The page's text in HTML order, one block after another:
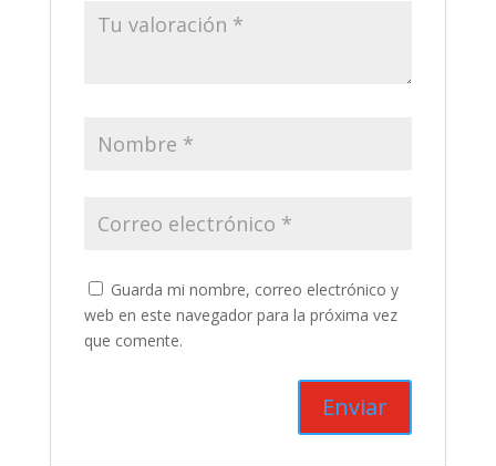
Guarda mi nombre, correo electrónico y
web en este navegador para la próxima vez
que comente.